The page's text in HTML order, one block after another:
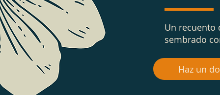
Un recuento
sembrado
Haz un